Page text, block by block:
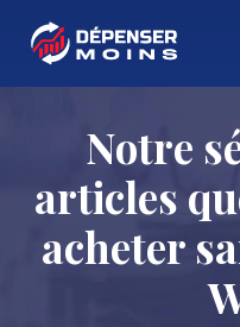
Notre
articles
acheter